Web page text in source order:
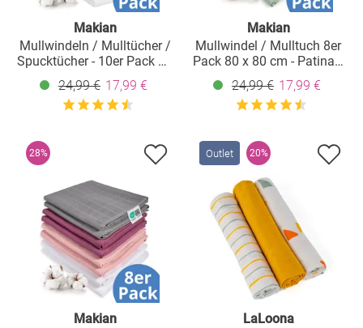
Makian
Mullwindeln / Mulltücher /
Spucktücher - 10er Pack 80
x 80 cm - Weiß
24,99 € 17,99 €
Makian
Mullwindel / Mulltuch 8er
Pack 80 x 80 cm - Patina /
Mint
24,99 € 17,99 €
28%
Makian
Outlet 20%
LaLoona